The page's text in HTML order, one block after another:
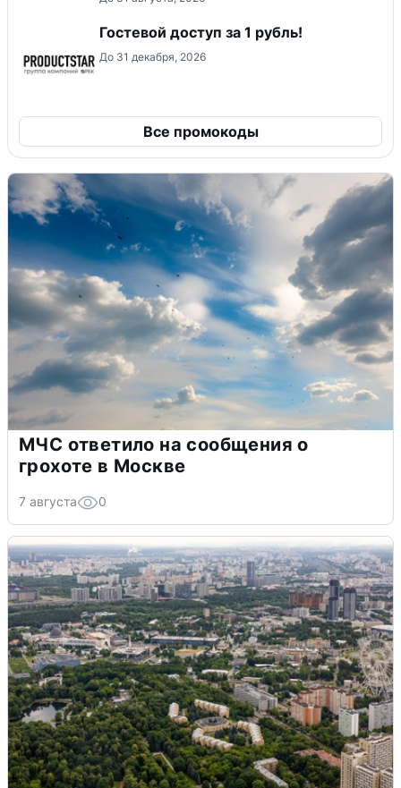
Гостевой доступ за 1 рубль!
До 31 декабря, 2026
Все промокоды
МЧС ответило на сообщения о
грохоте в Москве
7 августа 0